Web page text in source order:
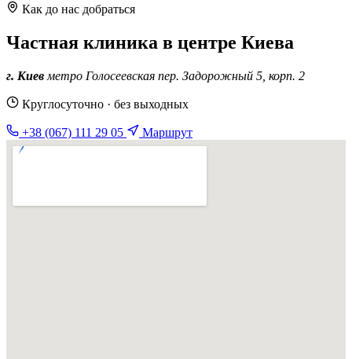
Как до нас добраться
Частная клиника в центре Киева
г. Киев метро Голосеевская пер. Задорожный 5, корп. 2
Круглосуточно · без выходных
+38 (067) 111 29 05 Маршрут